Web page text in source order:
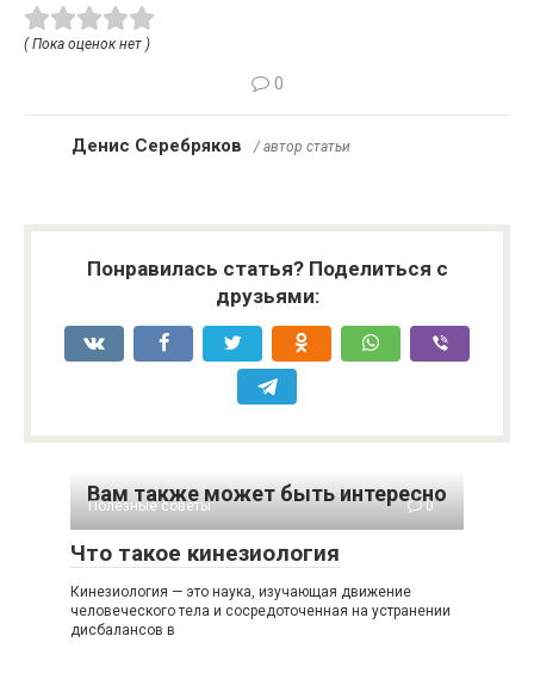
( Пока оценок нет )
0
Денис Серебряков / автор статьи
Понравилась статья? Поделиться с
друзьями:
Вам также может быть интересно
Полезные советы 0
Что такое кинезиология
Кинезиология — это наука, изучающая движение
человеческого тела и сосредоточенная на устранении
дисбалансов в